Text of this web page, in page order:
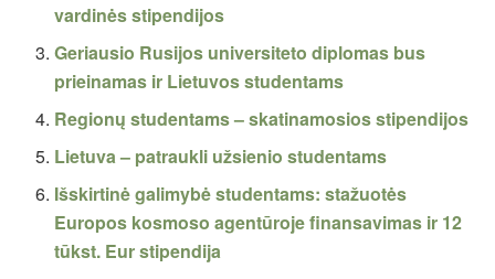
vardinės stipendijos
Geriausio Rusijos universiteto diplomas bus
prieinamas ir Lietuvos studentams
Regionų studentams – skatinamosios stipendijos
Lietuva – patraukli užsienio studentams
Išskirtinė galimybė studentams: stažuotės
Europos kosmoso agentūroje finansavimas ir 12
tūkst. Eur stipendija